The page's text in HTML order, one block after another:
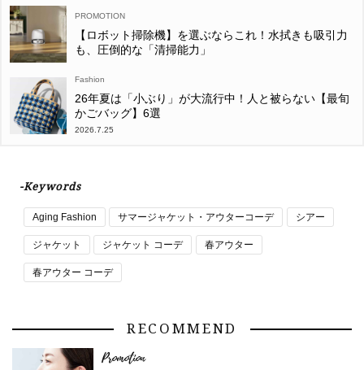
【ロボット掃除機】を選ぶならこれ！水拭きも吸引力
も、圧倒的な「清掃能力」
Fashion
26年夏は「小ぶり」が大流行中！人と被らない【最旬
かごバッグ】6選
2026.7.25
-Keywords
Aging Fashion サマージャケット・アウターコーデ シアー
ジャケット ジャケット コーデ 春アウター
春アウター コーデ
RECOMMEND